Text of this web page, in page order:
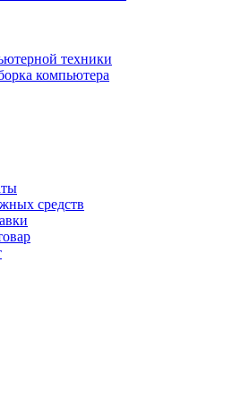
техники
компьютера
средств